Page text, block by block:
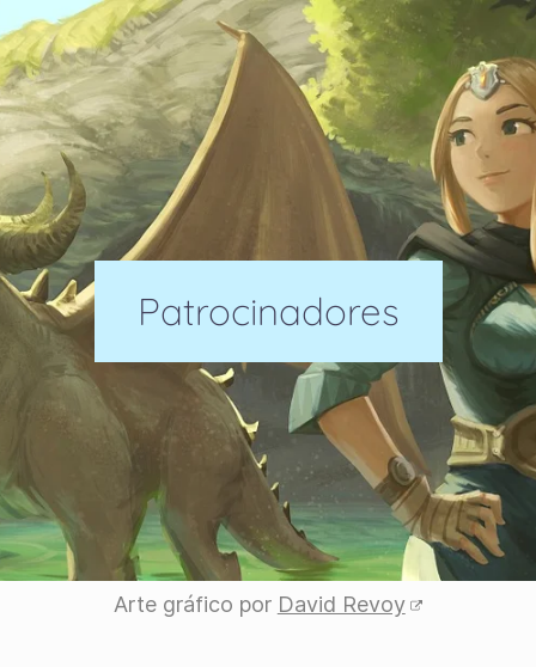
Patrocinadores
Arte gráfico por David Revoy